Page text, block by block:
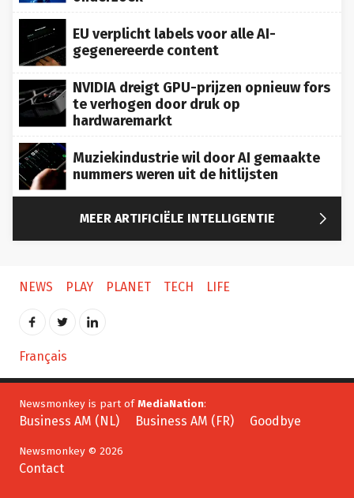
EU verplicht labels voor alle AI-
gegenereerde content
NVIDIA dreigt GPU-prijzen opnieuw fors
te verhogen door druk op
hardwaremarkt
Muziekindustrie wil door AI gemaakte
nummers weren uit de hitlijsten
MEER ARTIFICIËLE INTELLIGENTIE 
NEWS PLAY PLANET TECH LIFE
Français
Newsmonkey is part of MediaNation
Business AM (NL) Business AM (FR) Goodbye
Newsmonkey © 2026
Contact